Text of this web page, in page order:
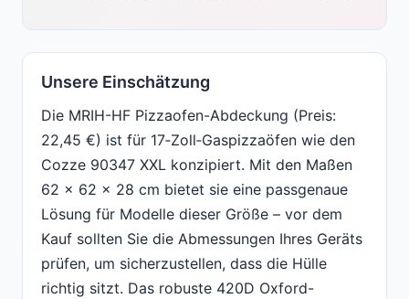
Unsere Einschätzung
Die MRIH-HF Pizzaofen-Abdeckung (Preis:
22,45 €) ist für 17‑Zoll‑Gaspizzaöfen wie den
Cozze 90347 XXL konzipiert. Mit den Maßen
62 x 62 x 28 cm bietet sie eine passgenaue
Lösung für Modelle dieser Größe – vor dem
Kauf sollten Sie die Abmessungen Ihres Geräts
prüfen, um sicherzustellen, dass die Hülle
richtig sitzt. Das robuste 420D Oxford-